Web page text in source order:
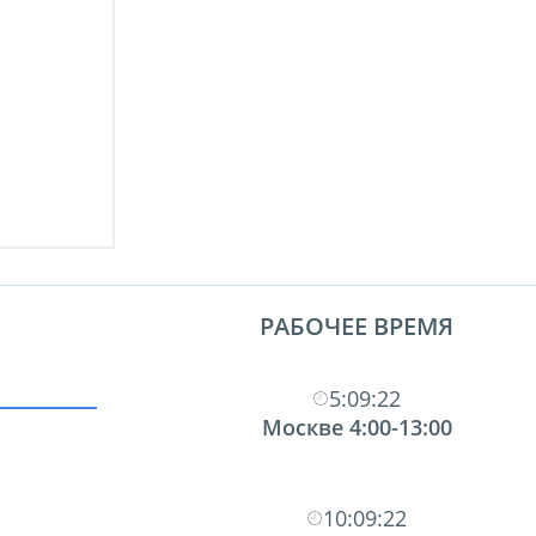
РАБОЧЕЕ ВРЕМЯ
10:09:23
5:09:23
Москве 4:00-13:00